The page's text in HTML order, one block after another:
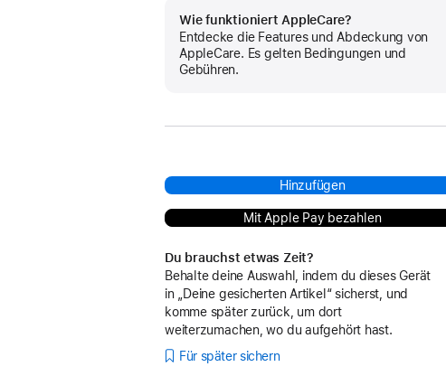
Wie funktioniert AppleCare?
Entdecke die Features und Abdeckung von
AppleCare. Es gelten Bedingungen und
Gebühren.
Hinzufügen
Mit Apple Pay bezahlen
Du brauchst etwas Zeit?
Behalte deine Auswahl, indem du dieses Gerät
in „Deine gesicherten Artikel“ sicherst, und
komme später zurück, um dort
weiterzumachen, wo du aufgehört hast.
Für später sichern